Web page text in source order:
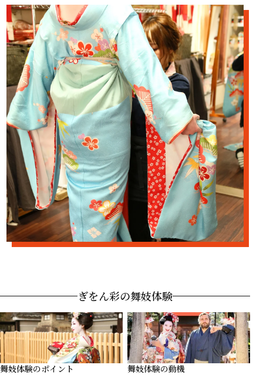
ぎをん彩の舞妓体験
舞妓体験のポイント 舞妓体験の動機